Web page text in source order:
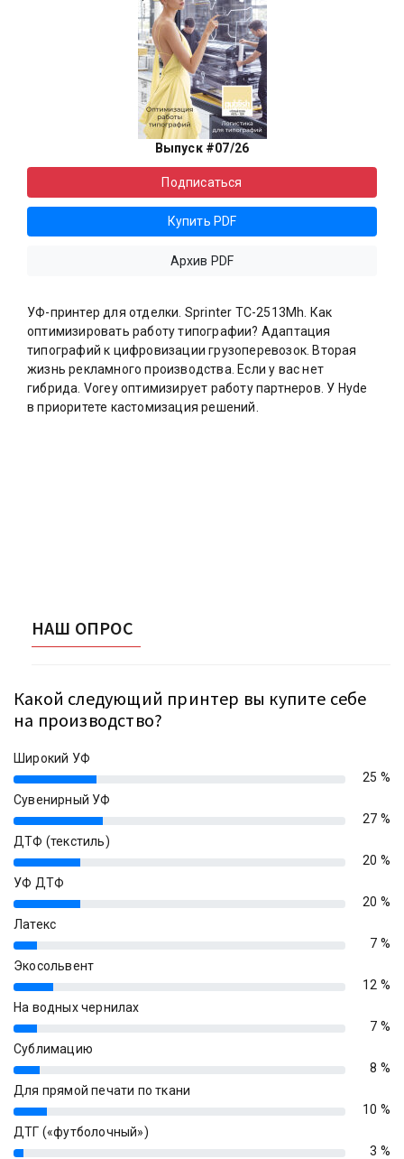
Выпуск #07/26
Подписаться
Купить PDF
Архив PDF
УФ-принтер для отделки. Sprinter ТС-2513Mh. Как
оптимизировать работу типографии? Адаптация
типографий к цифровизации грузоперевозок. Вторая
жизнь рекламного производства. Если у вас нет
гибрида. Vorey оптимизирует работу партнеров. У Hyde
в приоритете кастомизация решений.
НАШ ОПРОС
Какой следующий принтер вы купите себе
на производство?
Широкий УФ
25%
25 %
Сувенирный УФ
27%
27 %
ДТФ (текстиль)
20%
20 %
УФ ДТФ
20%
20 %
Латекс
7%
7 %
Экосольвент
12%
12 %
На водных чернилах
7%
7 %
Сублимацию
8%
8 %
Для прямой печати по ткани
10%
10 %
ДТГ («футболочный»)
3% 3 %